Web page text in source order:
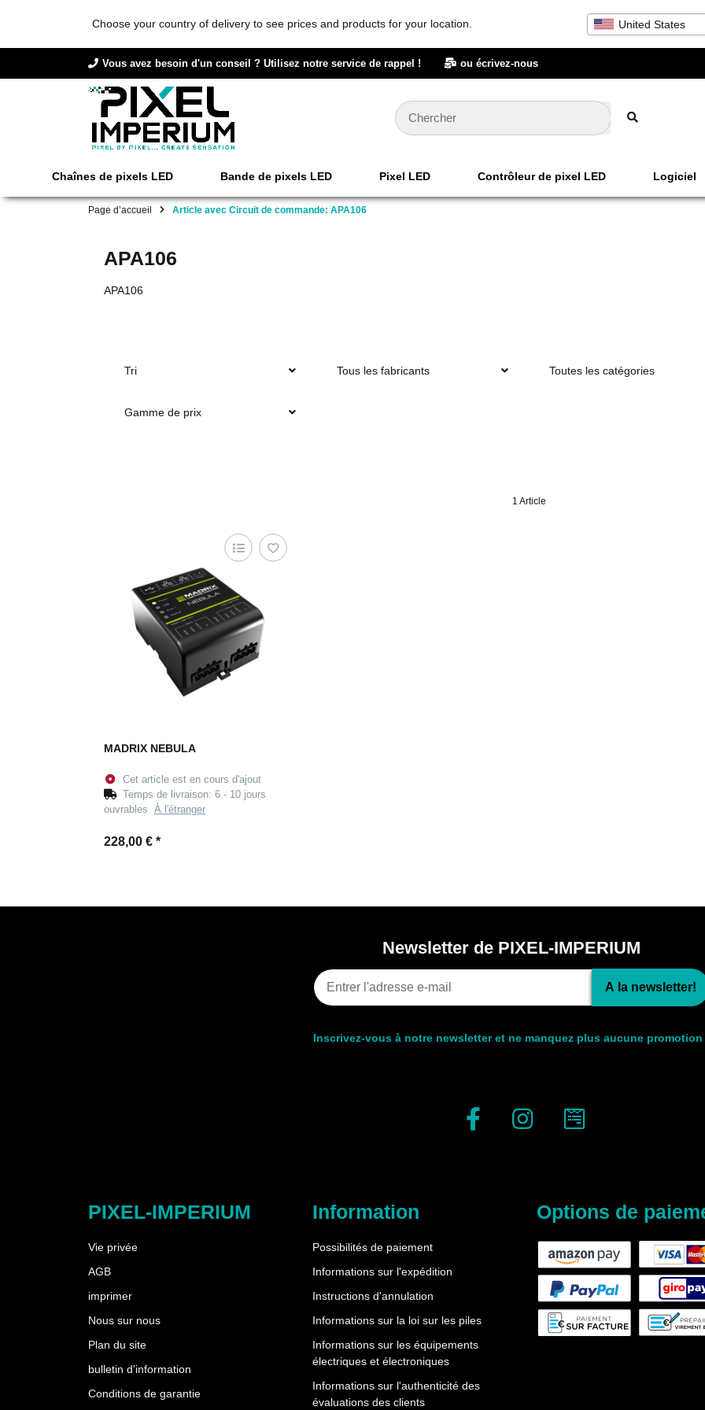
Choose your country of delivery to see prices and products for your location. United States
Vous avez besoin d'un conseil ? Utilisez notre service de rappel ! ou écrivez-nous
Chaînes de pixels LED Bande de pixels LED Pixel LED Contrôleur de pixel LED Logiciel
Page d’accueil Article avec Circuit de commande: APA106
APA106
APA106
Tri Tous les fabricants Toutes les catégories
Gamme de prix
1 Article
MADRIX NEBULA
Cet article est en cours d'ajout
Temps de livraison:6 - 10 jours
ouvrables À l'étranger
228,00 € *
Newsletter de PIXEL-IMPERIUM
A la newsletter!
Inscrivez-vous à notre newsletter et ne manquez plus aucune promotion
PIXEL-IMPERIUM
Vie privée
AGB
imprimer
Nous sur nous
Plan du site
bulletin d'information
Conditions de garantie
Information
Possibilités de paiement
Informations sur l'expédition
Instructions d'annulation
Informations sur la loi sur les piles
Informations sur les équipements
électriques et électroniques
Informations sur l'authenticité des
évaluations des clients
Options de